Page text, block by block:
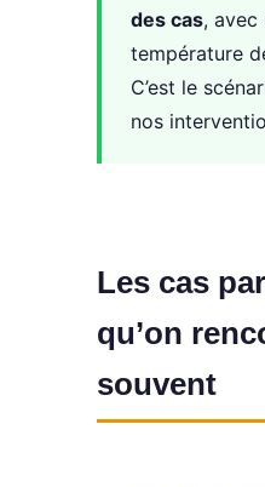
des cas, avec
température
C’est le
nos
Les cas
qu’on
souvent